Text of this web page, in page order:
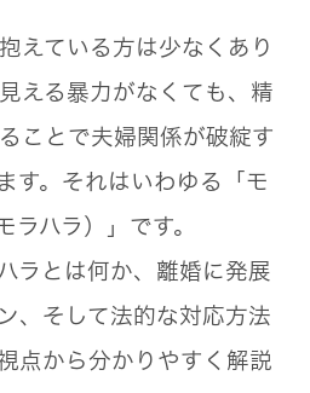
えている方は少なくあり
える暴力がなくても、精
ことで夫婦関係が破綻す
す。それはいわゆる「モ
ラハラ）」です。
ラとは何か、 離婚に発展
、そして法的な対応方法
点から分かりやすく解説